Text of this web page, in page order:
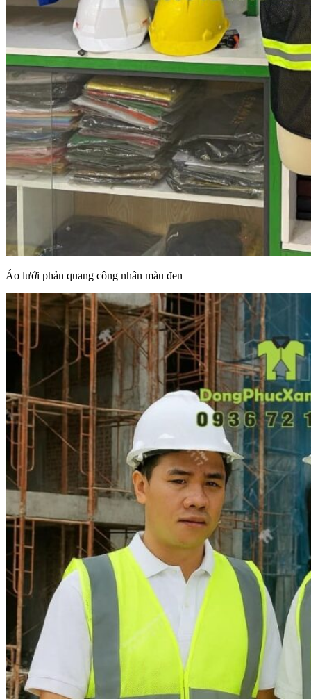
Áo lưới phản quang công nhân màu đen